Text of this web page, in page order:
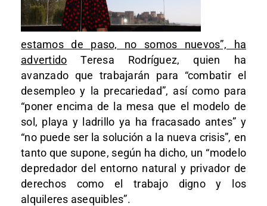
estamos de paso, no somos nuevos”, ha
advertido Teresa Rodríguez, quien ha
avanzado que trabajarán para “combatir el
desempleo y la precariedad”, así como para
“poner encima de la mesa que el modelo de
sol, playa y ladrillo ya ha fracasado antes” y
“no puede ser la solución a la nueva crisis”, en
tanto que supone, según ha dicho, un “modelo
depredador del entorno natural y privador de
derechos como el trabajo digno y los
alquileres asequibles”.